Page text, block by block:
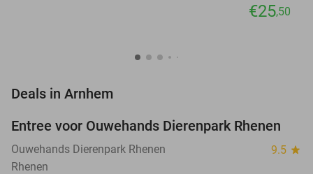
€25,50
Deals in Arnhem
19%
Entree voor Ouwehands Dierenpark Rhenen
Ouwehands Dierenpark Rhenen 9.5 star
Rhenen